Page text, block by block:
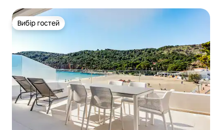
Вибір гостей
Вибір гостей